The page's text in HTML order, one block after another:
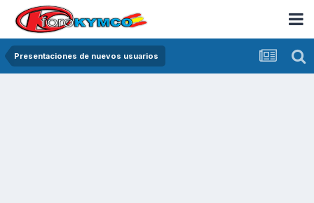
Presentaciones de nuevos usuarios